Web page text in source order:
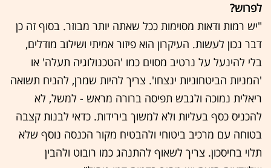
לפרוש?
"יש רמות ודאות מסוימות ככל שאתה יותר מבוזר. בסוף זה כן
דבר נכון לעשות. העיקרון הוא פיזור אמיתי ושילוב מודלים,
בלי להינעל על נרטיב מסוים כמו 'הטכנולוגיה תעלה' או
'המניות הביטחוניות ינצחו'. צריך להיות שמרן, להניח תשואה
ריאלית נמוכה ולגבש תפיסה ברורה מראש - למשל, לא
להכניס כסף בעליות ולא למשוך בירידות. כדאי לבנות קצבה
בטוחה עם מרכיב ביטוחי ולהבטיח מקור הכנסה נוסף שלא
תלוי בחיסכון. צריך לשאוף להתנהג כמו רובוט ולהבין